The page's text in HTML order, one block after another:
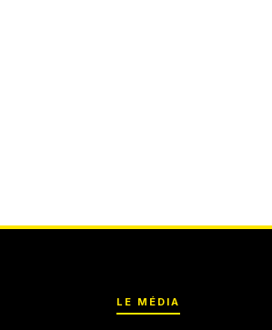
LE MÉDIA